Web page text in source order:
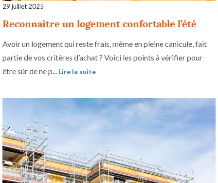
29 juillet 2025
Reconnaître un logement confortable l’été
Avoir un logement qui reste frais, même en pleine canicule, fait
partie de vos critères d’achat ? Voici les points à vérifier pour
être sûr de ne p... Lire la suite